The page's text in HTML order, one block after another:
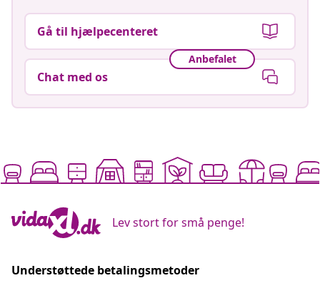
Gå til hjælpecenteret
Anbefalet
Chat med os
Lev stort for små penge!
Understøttede betalingsmetoder